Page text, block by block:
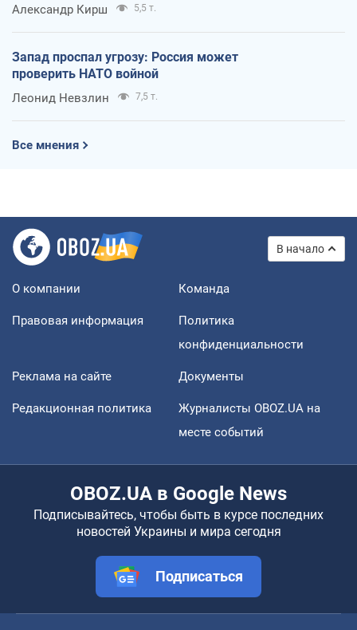
Александр Кирш 5,5 т.
Запад проспал угрозу: Россия может
проверить НАТО войной
Леонид Невзлин 7,5 т.
Все мнения
В начало
О компании Команда
Правовая информация
Политика
конфиденциальности
Реклама на сайте Документы
Редакционная политика
Журналисты OBOZ.UA на
месте событий
OBOZ.UA в Google News
Подписывайтесь, чтобы быть в курсе последних
новостей Украины и мира сегодня
Подписаться